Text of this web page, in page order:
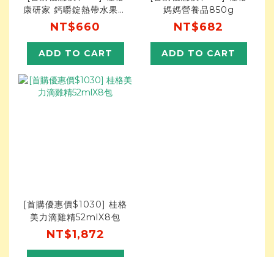
康研家 鈣嚼錠熱帶水果風
味X120錠
NT$660
ADD TO CART
媽媽營養品850g
NT$682
ADD TO CART
[首購優惠價$1030] 桂格
美力滴雞精52mlX8包
NT$1,872